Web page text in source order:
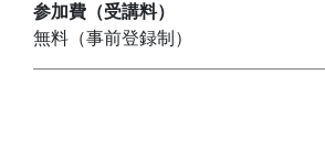
参加費（受講料）
無料（事前登録制）